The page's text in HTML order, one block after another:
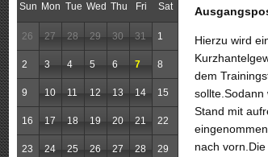
Sun Mon Tue Wed Thu Fri Sat
26 27 28 29 30 31 1
2 3 4 5 6 7 8
9 10 11 12 13 14 15
16 17 18 19 20 21 22
23 24 25 26 27 28 29
Hierzu wird
dem
sollte.Sodann
Stand mit
nach